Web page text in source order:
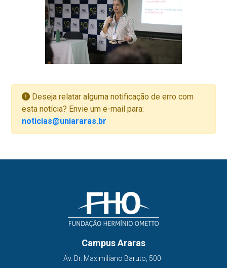
Deseja relatar alguma notificação de erro com
esta notícia? Envie um e-mail para:
noticias@uniararas.br
Campus Araras
Av. Dr. Maximiliano Baruto, 500